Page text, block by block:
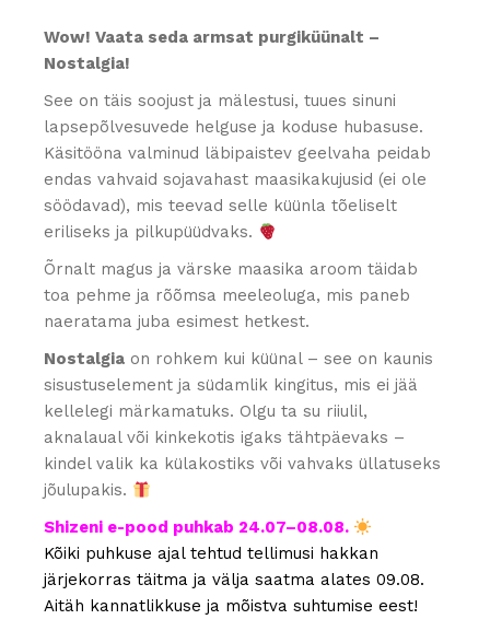
Wow! Vaata seda armsat purgiküünalt –
Nostalgia!
See on täis soojust ja mälestusi, tuues sinuni
lapsepõlvesuvede helguse ja koduse hubasuse.
Käsitööna valminud läbipaistev geelvaha peidab
endas vahvaid sojavahast maasikakujusid (ei ole
söödavad), mis teevad selle küünla tõeliselt
eriliseks ja pilkupüüdvaks.
Õrnalt magus ja värske maasika aroom täidab
toa pehme ja rõõmsa meeleoluga, mis paneb
naeratama juba esimest hetkest.
Nostalgia on rohkem kui küünal – see on kaunis
sisustuselement ja südamlik kingitus, mis ei jää
kellelegi märkamatuks. Olgu ta su riiulil,
aknalaual või kinkekotis igaks tähtpäevaks –
kindel valik ka külakostiks või vahvaks üllatuseks
jõulupakis.
Shizeni e-pood puhkab 24.07–08.08.
Kõiki puhkuse ajal tehtud tellimusi hakkan
järjekorras täitma ja välja saatma alates 09.08.
Aitäh kannatlikkuse ja mõistva suhtumise eest!